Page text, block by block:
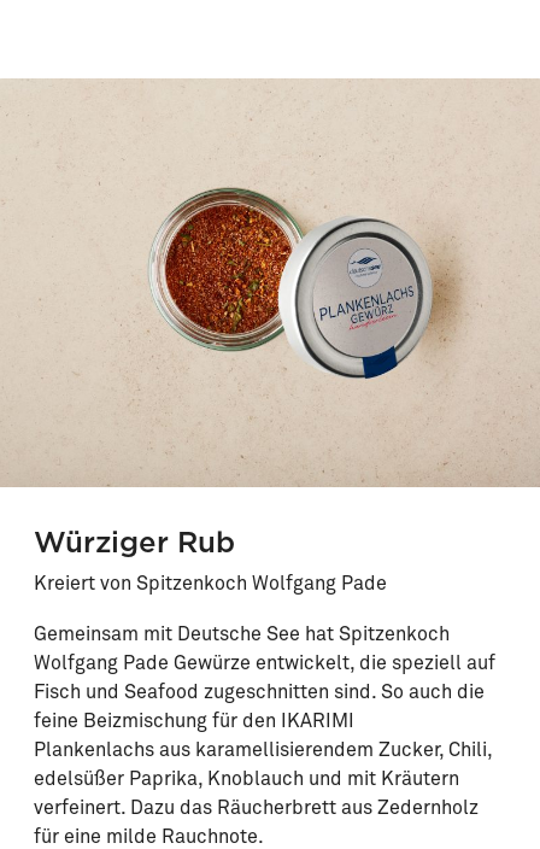
Würziger Rub
Kreiert von Spitzenkoch Wolfgang Pade
Gemeinsam mit Deutsche See hat Spitzenkoch
Wolfgang Pade Gewürze entwickelt, die speziell auf
Fisch und Seafood zugeschnitten sind. So auch die
feine Beizmischung für den IKARIMI
Plankenlachs aus karamellisierendem Zucker, Chili,
edelsüßer Paprika, Knoblauch und mit Kräutern
verfeinert. Dazu das Räucherbrett aus Zedernholz
für eine milde Rauchnote.